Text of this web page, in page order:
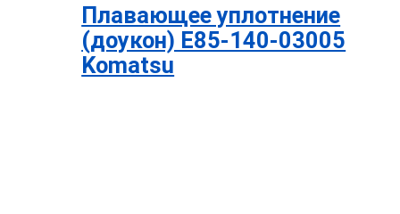
Плавающее уплотнение
(доукон) E85-140-03005
Komatsu